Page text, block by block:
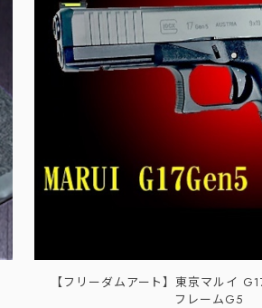
【フリーダムアート】東京マルイ
フレームG5